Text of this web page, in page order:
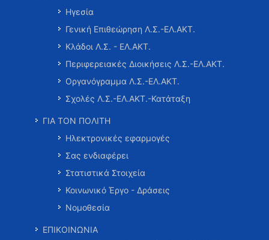
Ηγεσία
Γενική Επιθεώρηση Λ.Σ.-ΕΛ.ΑΚΤ.
Κλάδοι Λ.Σ. - ΕΛ.ΑΚΤ.
Περιφερειακές Διοικήσεις Λ.Σ.-ΕΛ.ΑΚΤ.
Οργανόγραμμα Λ.Σ.-ΕΛ.ΑΚΤ.
Σχολές Λ.Σ.-ΕΛ.ΑΚΤ.-Κατάταξη
ΓΙΑ ΤΟΝ ΠΟΛΙΤΗ
Ηλεκτρονικές εφαρμογές
Σας ενδιαφέρει
Στατιστικά Στοιχεία
Κοινωνικό Έργο - Δράσεις
Νομοθεσία
ΕΠΙΚΟΙΝΩΝΙΑ